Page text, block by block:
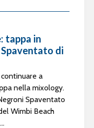
tappa in
di
a
nella mixology.
Spaventato
Wimbi Beach